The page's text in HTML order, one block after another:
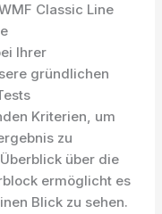
Classic Line
Ihrer
gründlichen
Kriterien, um
zu
über die
ermöglicht es
Blick zu sehen.